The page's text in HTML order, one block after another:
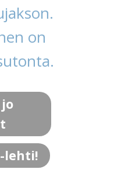
on
lehti!